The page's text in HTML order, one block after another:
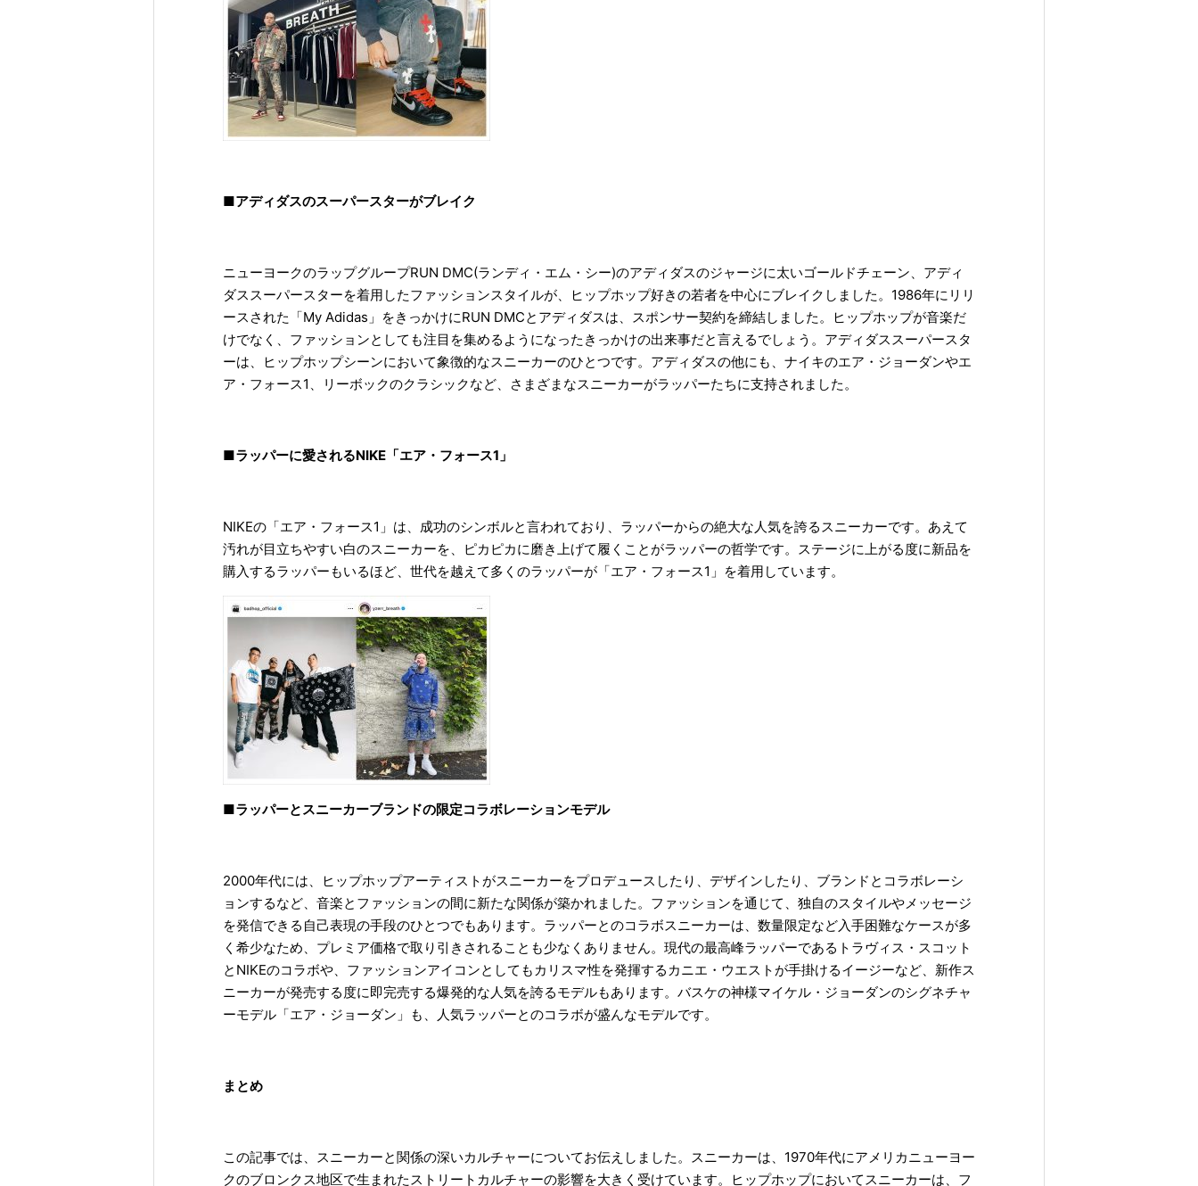
■アディダスのスーパースターがブレイク
ニューヨークのラップグループRUN DMC(ランディ・エム・シー)のアディダスのジャージに太いゴールドチェーン、アディ
ダススーパースターを着用したファッションスタイルが、ヒップホップ好きの若者を中心にブレイクしました。1986年にリリ
ースされた「My Adidas」をきっかけにRUN DMCとアディダスは、スポンサー契約を締結しました。ヒップホップが音楽だ
けでなく、ファッションとしても注目を集めるようになったきっかけの出来事だと言えるでしょう。アディダススーパースタ
ーは、ヒップホップシーンにおいて象徴的なスニーカーのひとつです。アディダスの他にも、ナイキのエア・ジョーダンやエ
ア・フォース1、リーボックのクラシックなど、さまざまなスニーカーがラッパーたちに支持されました。
■ラッパーに愛されるNIKE「エア・フォース1」
NIKEの「エア・フォース1」は、成功のシンボルと言われており、ラッパーからの絶大な人気を誇るスニーカーです。あえて
汚れが目立ちやすい白のスニーカーを、ピカピカに磨き上げて履くことがラッパーの哲学です。ステージに上がる度に新品を
購入するラッパーもいるほど、世代を越えて多くのラッパーが「エア・フォース1」を着用しています。
■ラッパーとスニーカーブランドの限定コラボレーションモデル
2000年代には、ヒップホップアーティストがスニーカーをプロデュースしたり、デザインしたり、ブランドとコラボレーシ
ョンするなど、音楽とファッションの間に新たな関係が築かれました。ファッションを通じて、独自のスタイルやメッセージ
を発信できる自己表現の手段のひとつでもあります。ラッパーとのコラボスニーカーは、数量限定など入手困難なケースが多
く希少なため、プレミア価格で取り引きされることも少なくありません。現代の最高峰ラッパーであるトラヴィス・スコット
とNIKEのコラボや、ファッションアイコンとしてもカリスマ性を発揮するカニエ・ウエストが手掛けるイージーなど、新作ス
ニーカーが発売する度に即完売する爆発的な人気を誇るモデルもあります。バスケの神様マイケル・ジョーダンのシグネチャ
ーモデル「エア・ジョーダン」も、人気ラッパーとのコラボが盛んなモデルです。
まとめ
この記事では、スニーカーと関係の深いカルチャーについてお伝えしました。スニーカーは、1970年代にアメリカニューヨー
クのブロンクス地区で生まれたストリートカルチャーの影響を大きく受けています。ヒップホップにおいてスニーカーは、フ